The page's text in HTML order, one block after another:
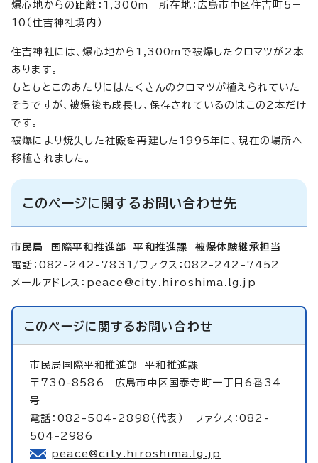
爆心地からの距離：1,300m 所在地：広島市中区住吉町5－
10（住吉神社境内）
住吉神社には、爆心地から1,300mで被爆したクロマツが2本
あります。
もともとこのあたりにはたくさんのクロマツが植えられていた
そうですが、被爆後も成長し、保存されているのはこの2本だけ
です。
被爆により焼失した社殿を再建した1995年に、現在の場所へ
移植されました。
このページに関するお問い合わせ先
市民局 国際平和推進部 平和推進課 被爆体験継承担当
電話：082-242-7831/ファクス：082-242-7452
メールアドレス： peace@city.hiroshima.lg.jp
このページに関するお問い合わせ
市民局国際平和推進部平和推進課
〒730-8586 広島市中区国泰寺町一丁目6番34
号
電話：082-504-2898（代表） ファクス：082-
504-2986
peace@city.hiroshima.lg.jp